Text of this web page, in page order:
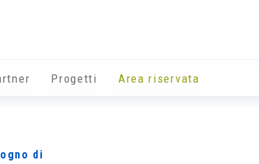
Progetti Area riservata
di